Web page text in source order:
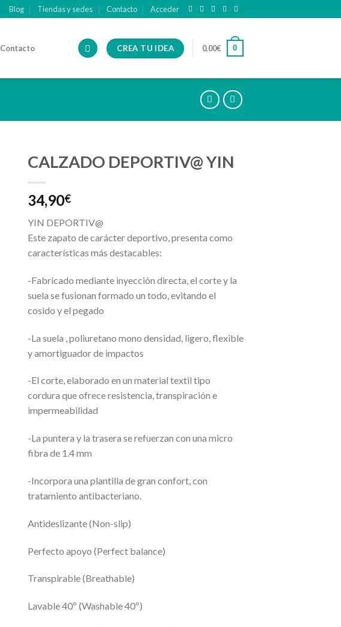
Blog Tiendas y sedes Contacto Acceder
Contacto CREA TU IDEA 0,00€ 0
CALZADO DEPORTIV@ YIN
34,90€
YIN DEPORTIV@
Este zapato de carácter deportivo, presenta como
características más destacables:
-Fabricado mediante inyección directa, el corte y la
suela se fusionan formado un todo, evitando el
cosido y el pegado
-La suela , poliuretano mono densidad, ligero, flexible
y amortiguador de impactos
-El corte, elaborado en un material textil tipo
cordura que ofrece resistencia, transpiración e
impermeabilidad
-La puntera y la trasera se refuerzan con una micro
fibra de 1.4 mm
-Incorpora una plantilla de gran confort, con
tratamiento antibacteriano.
Antideslizante (Non-slip)
Perfecto apoyo (Perfect balance)
Transpirable (Breathable)
Lavable 40º (Washable 40º)